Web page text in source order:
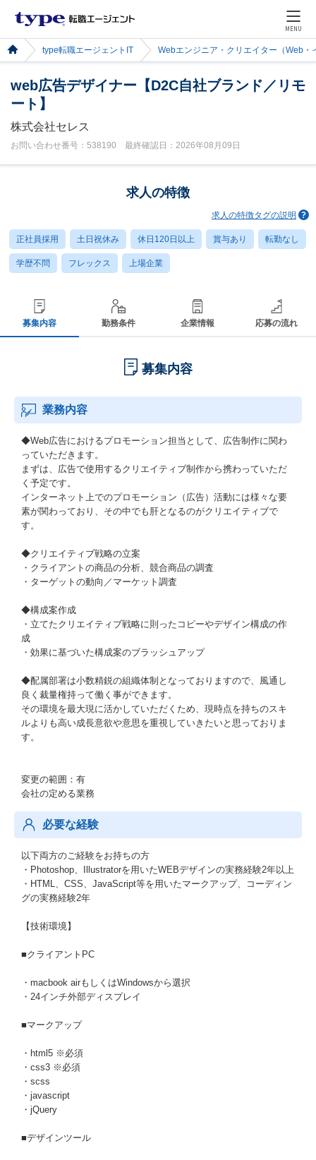
MENU
type転職エージェントIT Webエンジニア・クリエイター（Web・
web広告デザイナー【D2C自社ブランド／リモ
ート】
株式会社セレス
お問い合わせ番号：538190 最終確認日：2026年08月09日
求人の特徴
求人の特徴タグの説明
正社員採用 土日祝休み 休日120日以上 賞与あり 転勤なし
学歴不問 フレックス 上場企業
募集内容 勤務条件 企業情報 応募の流れ
募集内容
業務内容
◆Web広告におけるプロモーション担当として、広告制作に関わ
っていただきます。
まずは、広告で使用するクリエイティブ制作から携わっていただ
く予定です。
インターネット上でのプロモーション（広告）活動には様々な要
素が関わっており、その中でも肝となるのがクリエイティブで
す。
◆クリエイティブ戦略の立案
・クライアントの商品の分析、競合商品の調査
・ターゲットの動向／マーケット調査
◆構成案作成
・立てたクリエイティブ戦略に則ったコピーやデザイン構成の作
成
・効果に基づいた構成案のブラッシュアップ
◆配属部署は小数精鋭の組織体制となっておりますので、風通し
良く裁量権持って働く事ができます。
その環境を最大現に活かしていただくため、現時点を持ちのスキ
ルよりも高い成長意欲や意思を重視していきたいと思っておりま
す。
変更の範囲：有
会社の定める業務
必要な経験
以下両方のご経験をお持ちの方
・Photoshop、Illustratorを用いたWEBデザインの実務経験2年以上
・HTML、CSS、JavaScript等を用いたマークアップ、コーディン
グの実務経験2年
【技術環境】
■クライアントPC
・macbook airもしくはWindowsから選択
・24インチ外部ディスプレイ
■マークアップ
・html5 ※必須
・css3 ※必須
・scss
・javascript
・jQuery
■デザインツール